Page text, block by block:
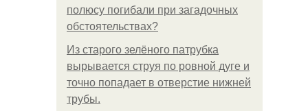
полюсу погибали при загадочных
обстоятельствах?
Из старого зелёного патрубка
вырывается струя по ровной дуге и
точно попадает в отверстие нижней
трубы.